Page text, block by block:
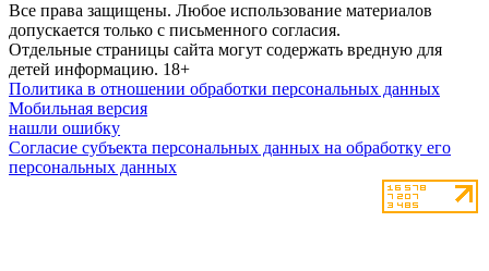
Все права защищены. Любое использование материалов
допускается только с письменного согласия.
Отдельные страницы сайта могут содержать вредную для
детей информацию. 18+
Политика в отношении обработки персональных данных
Мобильная версия
нашли ошибку
Согласие субъекта персональных данных на обработку его
персональных данных